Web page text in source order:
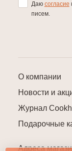
О компании
Новости и
Журнал
Подарочные
Адреса
Даю согласие
писем.